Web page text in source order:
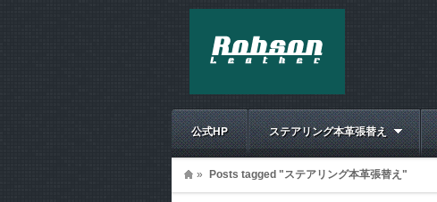
公式HP ステアリング本革張替え
» Posts tagged "ステアリング本革張替え"